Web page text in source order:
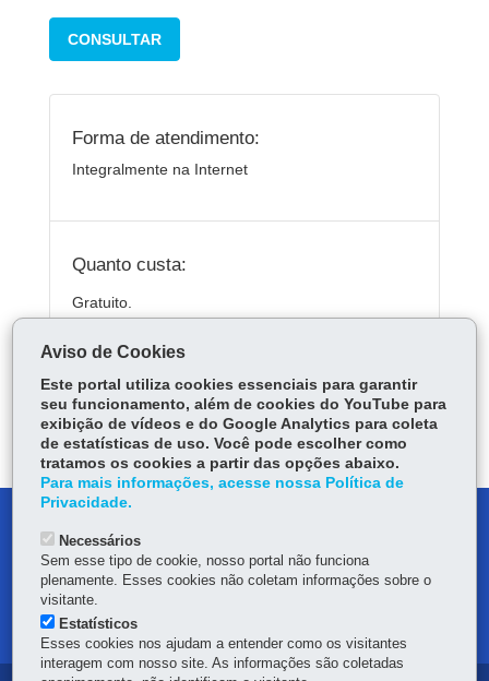
CONSULTAR
Forma de atendimento:
Integralmente na Internet
Quanto custa:
Gratuito.
ÓRGÃO RESPONSÁVEL
DEIXE SUA OPINIÃO
MAPA DO SITE
OUVIDORIA
Aviso de Cookies
Este portal utiliza cookies essenciais para garantir
seu funcionamento, além de cookies do YouTube para
exibição de vídeos e do Google Analytics para coleta
de estatísticas de uso. Você pode escolher como
tratamos os cookies a partir das opções abaixo.
Para mais informações, acesse nossa Política de
Privacidade.
Necessários
Sem esse tipo de cookie, nosso portal não funciona
plenamente. Esses cookies não coletam informações sobre o
visitante.
Estatísticos
Esses cookies nos ajudam a entender como os visitantes
interagem com nosso site. As informações são coletadas